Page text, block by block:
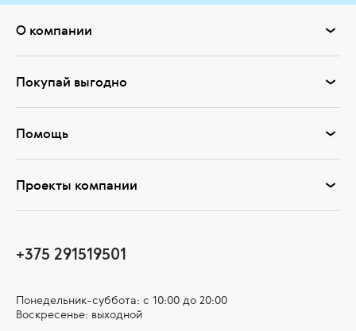
О компании
Покупай выгодно
Помощь
Проекты компании
+375 291519501
Понедельник-суббота: с 10:00 до 20:00
Воскресенье: выходной